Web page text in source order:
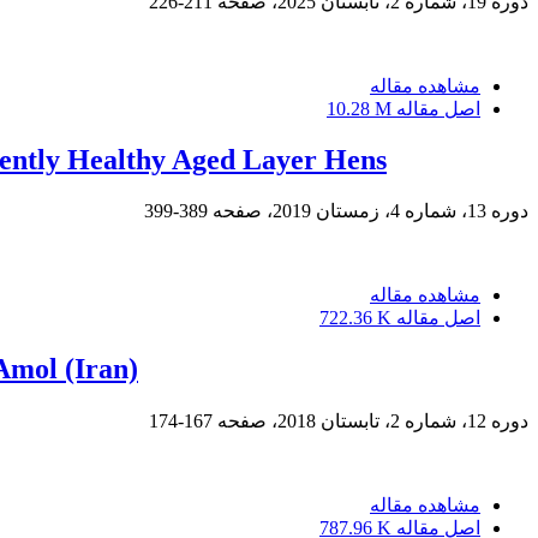
مشاهده مقاله
اصل مقاله 10.28 M
Healthy Aged Layer Hens
دوره 13، شماره 4، زمستان 2019، صفحه 389-399
مشاهده مقاله
اصل مقاله 722.36 K
(Iran)
دوره 12، شماره 2، تابستان 2018، صفحه 167-174
مشاهده مقاله
اصل مقاله 787.96 K